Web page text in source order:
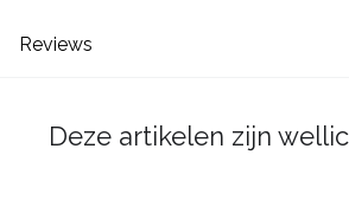
Reviews
Deze artikelen zijn